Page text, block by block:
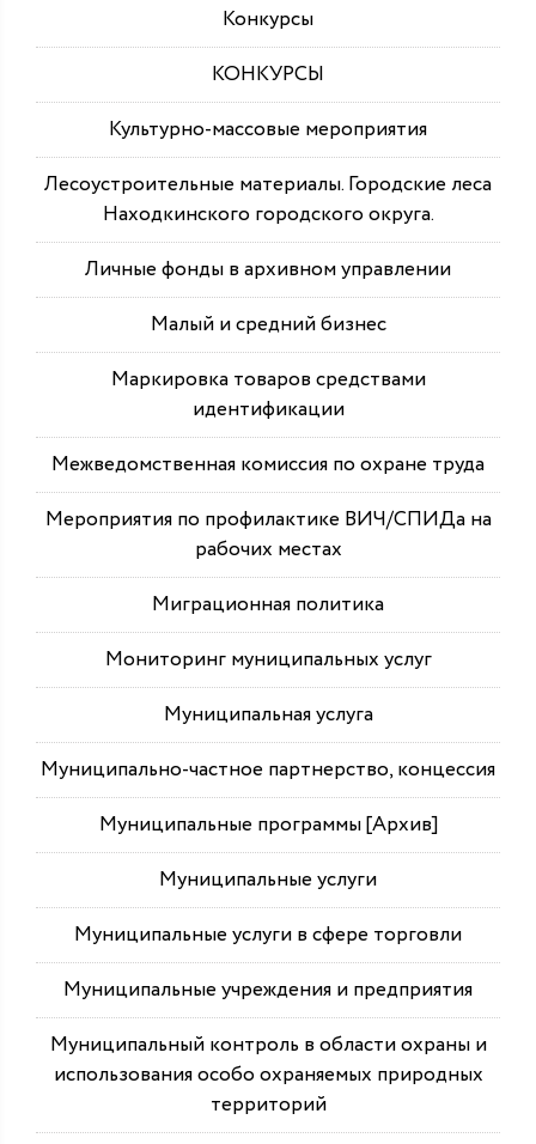
Конкурсы
КОНКУРСЫ
Культурно-массовые мероприятия
Лесоустроительные материалы. Городские леса
Находкинского городского округа.
Личные фонды в архивном управлении
Малый и средний бизнес
Маркировка товаров средствами
идентификации
Межведомственная комиссия по охране труда
Мероприятия по профилактике ВИЧ/СПИДа на
рабочих местах
Миграционная политика
Мониторинг муниципальных услуг
Муниципальная услуга
Муниципально-частное партнерство, концессия
Муниципальные программы [Архив]
Муниципальные услуги
Муниципальные услуги в сфере торговли
Муниципальные учреждения и предприятия
Муниципальный контроль в области охраны и
использования особо охраняемых природных
территорий